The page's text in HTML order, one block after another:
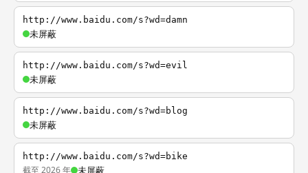
http://www.baidu.com/s?wd=damn
未屏蔽
http://www.baidu.com/s?wd=evil
未屏蔽
http://www.baidu.com/s?wd=blog
未屏蔽
http://www.baidu.com/s?wd=bike
截至 2026 年 未屏蔽